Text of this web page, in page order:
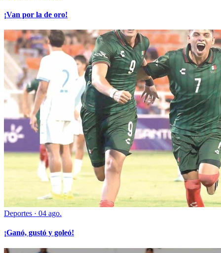
¡Van por la de oro!
Deportes · 04 ago.
¡Ganó, gustó y goleó!